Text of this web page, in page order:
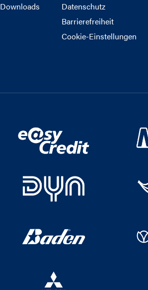
Downloads
Datenschutz
Barrierefreiheit
Cookie-Einstellungen